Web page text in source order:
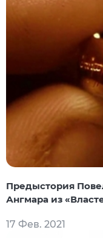
Предыстория
Ангмара из
17 Фев. 2021